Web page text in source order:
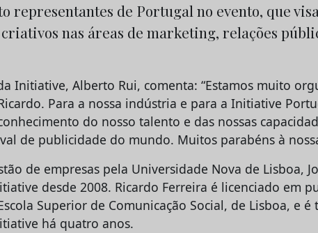
representantes de Portugal no evento, que
nas áreas de marketing, relações
Initiative, Alberto Rui, comenta: “Estamos muito
Para a nossa indústria e para a Initiative
do nosso talento e das nossas
de publicidade do mundo. Muitos parabéns à
de empresas pela Universidade Nova de Lisboa,
desde 2008. Ricardo Ferreira é licenciado em
Superior de Comunicação Social, de Lisboa, e é
há quatro anos.